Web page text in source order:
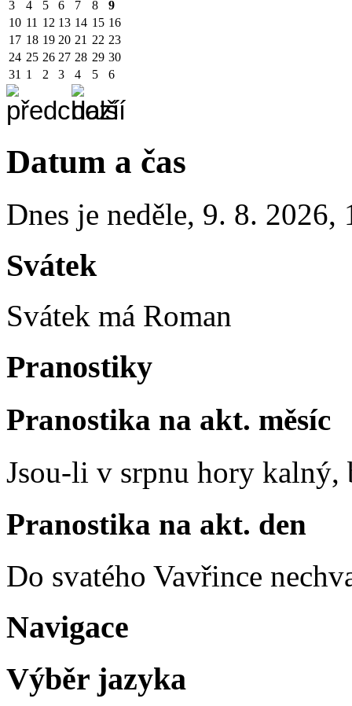
3
4 5 6 7 8
9
10 11 12 13 14 15 16
17 18 19 20 21 22 23
24 25 26 27 28 29 30
31 1 2 3 4 5 6
Datum a čas
Dnes je neděle, 9. 8. 2026,
Svátek
Svátek má Roman
Pranostiky
Pranostika na akt. měsíc
Jsou-li v srpnu hory
Pranostika na akt. den
Do svatého Vavřince
Navigace
Výběr jazyka